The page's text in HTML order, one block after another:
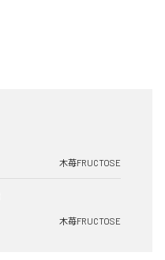
木苺FRUCTOSE
木苺FRUCTOSE